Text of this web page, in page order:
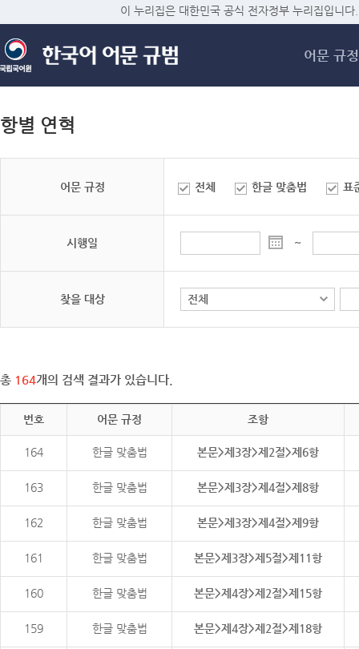
메
이 누리집은 대한민국 공식 전자정부 누리집입니다.
어문 규정
항별 연혁
어문 규정 전체 한글 맞춤법 표
시행일 ~
찾을 대상
총 164개의 검색 결과가 있습니다.
번호 어문 규정 조항
164 한글 맞춤법 본문>제3장>제2절>제6항
163 한글 맞춤법 본문>제3장>제4절>제8항
162 한글 맞춤법 본문>제3장>제4절>제9항
161 한글 맞춤법 본문>제3장>제5절>제11항
160 한글 맞춤법 본문>제4장>제2절>제15항
159 한글 맞춤법 본문>제4장>제2절>제18항